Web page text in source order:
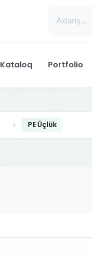
Kataloq Portfolio
PE Üçlük